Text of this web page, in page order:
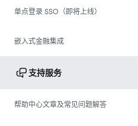
单点登录 SSO（即将上线）
嵌入式金融集成
支持服务
帮助中心文章及常见问题解答